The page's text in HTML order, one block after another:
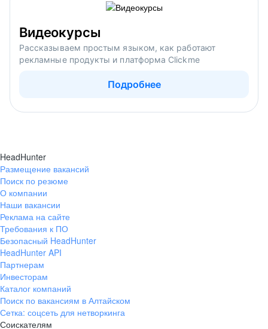
Видеокурсы
Рассказываем простым языком, как работают
рекламные продукты и платформа Clickme
Подробнее
HeadHunter
Размещение вакансий
Поиск по резюме
О компании
Наши вакансии
Реклама на сайте
Требования к ПО
Безопасный HeadHunter
HeadHunter API
Партнерам
Инвесторам
Каталог компаний
Поиск по вакансиям в Алтайском
Сетка: соцсеть для нетворкинга
Соискателям